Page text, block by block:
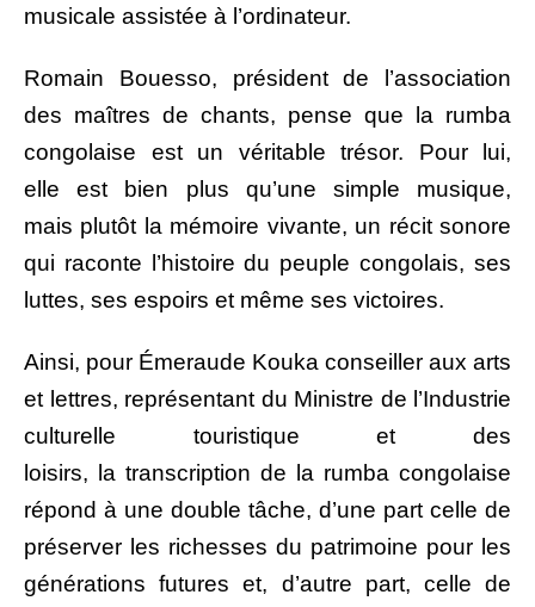
musicale assistée à l’ordinateur.
Romain Bouesso, président de l’association
des maîtres de chants, pense que la rumba
congolaise est un véritable trésor. Pour lui,
elle est bien plus qu’une simple musique,
mais plutôt la mémoire vivante, un récit sonore
qui raconte l’histoire du peuple congolais, ses
luttes, ses espoirs et même ses victoires.
Ainsi, pour Émeraude Kouka conseiller aux arts
et lettres, représentant du Ministre de l’Industrie
culturelle touristique et des
loisirs, la transcription de la rumba congolaise
répond à une double tâche, d’une part celle de
préserver les richesses du patrimoine pour les
générations futures et, d’autre part, celle de